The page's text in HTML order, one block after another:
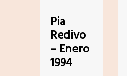
Pia
Redivo
– Enero
1994